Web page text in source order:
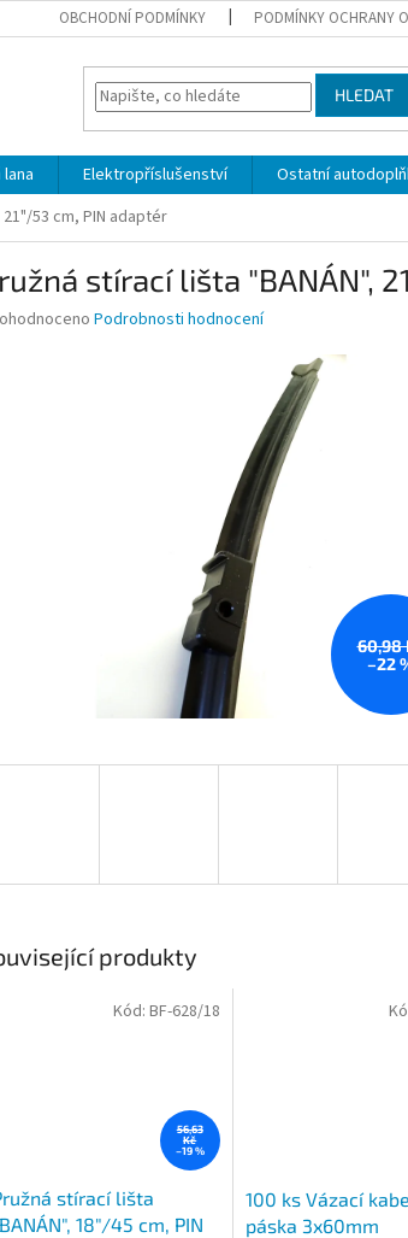
OBCHODNÍ PODMÍNKY PODMÍNKY OCHRANY
HLEDAT
Elektropříslušenství Ostatní
53 cm, PIN adaptér
stírací lišta "BANÁN",
Podrobnosti hodnocení
60,98
–22
produkty
56,63
Kč
–19 %
stírací lišta
18"/45 cm, PIN
Kód: BF-628/18
100 ks Vázací
páska 3x60mm